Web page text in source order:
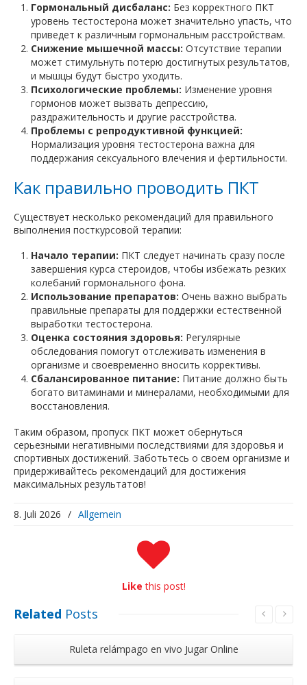
Гормональный дисбаланс: Без корректного ПКТ
уровень тестостерона может значительно упасть, что
приведет к различным гормональным расстройствам.
Снижение мышечной массы: Отсутствие терапии
может стимульнуть потерю достигнутых результатов,
и мышцы будут быстро уходить.
Психологические проблемы: Изменение уровня
гормонов может вызвать депрессию,
раздражительность и другие расстройства.
Проблемы с репродуктивной функцией:
Нормализация уровня тестостерона важна для
поддержания сексуального влечения и фертильности.
Как правильно проводить ПКТ
Существует несколько рекомендаций для правильного
выполнения посткурсовой терапии:
Начало терапии: ПКТ следует начинать сразу после
завершения курса стероидов, чтобы избежать резких
колебаний гормонального фона.
Использование препаратов: Очень важно выбрать
правильные препараты для поддержки естественной
выработки тестостерона.
Оценка состояния здоровья: Регулярные
обследования помогут отслеживать изменения в
организме и своевременно вносить коррективы.
Сбалансированное питание: Питание должно быть
богато витаминами и минералами, необходимыми для
восстановления.
Таким образом, пропуск ПКТ может обернуться
серьезными негативными последствиями для здоровья и
спортивных достижений. Заботьтесь о своем организме и
придерживайтесь рекомендаций для достижения
максимальных результатов!
8. Juli 2026 / Allgemein
Like this post!
Related Posts
Ruleta relámpago en vivo Jugar Online